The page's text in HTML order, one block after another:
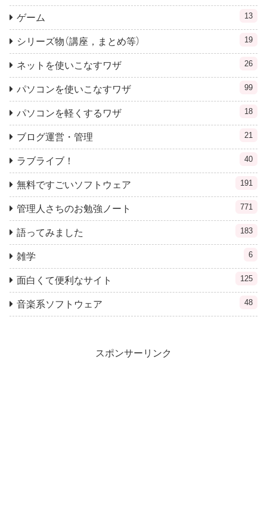
ゲーム 13
シリーズ物（講座，まとめ等） 19
ネットを使いこなすワザ 26
パソコンを使いこなすワザ 99
パソコンを軽くするワザ 18
ブログ運営・管理 21
ラブライブ！ 40
無料ですごいソフトウェア 191
管理人さちのお勉強ノート 771
語ってみました 183
雑学 6
面白くて便利なサイト 125
音楽系ソフトウェア 48
スポンサーリンク